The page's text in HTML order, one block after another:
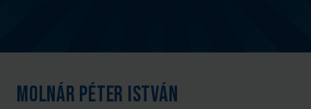
Molnár Péter István